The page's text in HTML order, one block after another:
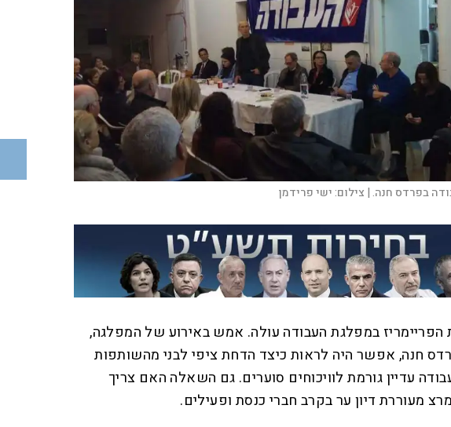
בפרדס חנה. | צילום:ישי פרידמן
במפלגת העבודה עולה. אמש באירוע של המפלגה,
חנה, אפשר היה לראות כיצד הדחת ציפי לבני מהשותפות
עדיין גורמת לוויכוחים סוערים. גם השאלה האם צריך
מעוררת דיון ער בקרב חברי כנסת ופעילים.